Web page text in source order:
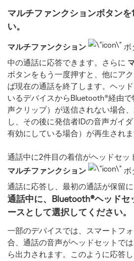
マルチファンクションボタンを
い。
マルチファンクション
ボ
中の通話に応答できます。さらに
ボタンをもう一度押すと、他にア
ば現在の通話を終了します。ヘッ
いるデバイスからBluetooth®経由
声クリップ）が送信されない場合
し、その後に発信者IDの音声ガイ
有効にしている場合）が再生されま
通話中に2件目の着信がヘッドセッ
マルチファンクション
ボ
通話に応答し、最初の通話が保留に
通話中に、Bluetooth®ヘッドセ
ースとして選択してください。
一部のデバイスでは、スマートフ
合、通話の音声がヘッドセットで
ら出力されます。このように応答し